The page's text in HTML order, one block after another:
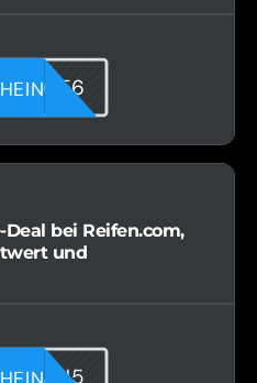
bei Reifen.com,
und